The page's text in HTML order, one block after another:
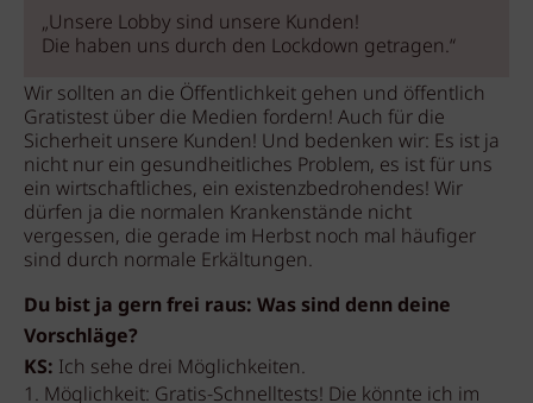
„Unsere Lobby sind unsere Kunden!
Die haben uns durch den Lockdown getragen.“
Wir sollten an die Öffentlichkeit gehen und öffentlich
Gratistest über die Medien fordern! Auch für die
Sicherheit unsere Kunden! Und bedenken wir: Es ist ja
nicht nur ein gesundheitliches Problem, es ist für uns
ein wirtschaftliches, ein existenzbedrohendes! Wir
dürfen ja die normalen Krankenstände nicht
vergessen, die gerade im Herbst noch mal häufiger
sind durch normale Erkältungen.
Du bist ja gern frei raus: Was sind denn deine
Vorschläge?
KS: Ich sehe drei Möglichkeiten.
1. Möglichkeit: Gratis-Schnelltests! Die könnte ich im